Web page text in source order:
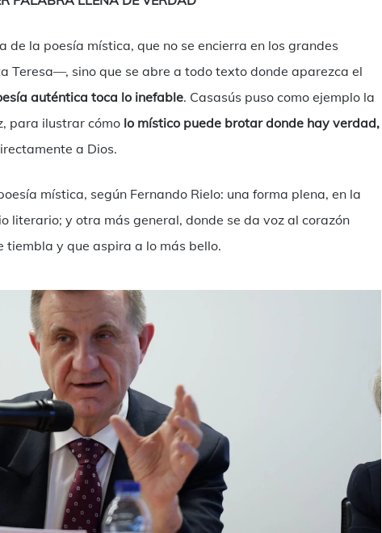
de la poesía mística, que no se encierra en los grandes
Teresa—, sino que se abre a todo texto donde aparezca el
auténtica toca lo inefable. Casasús puso como ejemplo la
para ilustrar cómo lo místico puede brotar donde hay verdad,
a Dios.
mística, según Fernando Rielo: una forma plena, en la
literario; y otra más general, donde se da voz al corazón
tiembla y que aspira a lo más bello.